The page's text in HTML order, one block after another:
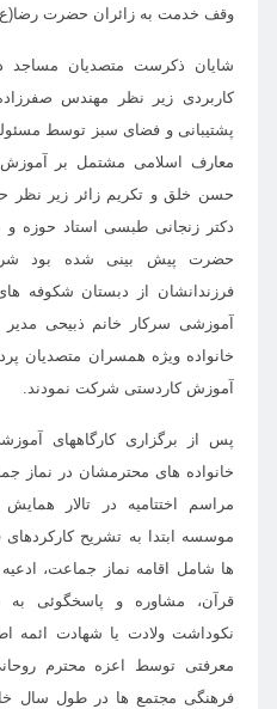
وقف خدمت به زائران حضرت رضا(ع)
شایان ذكرست متصديان مساجد
کاربردی زیر نظر مهندس
پشتیبانی و فضای سبز توسط
معارف اسلامی مشتمل بر
حسن خلق و تکریم زائر زیر نظر
دکتر زنجانی طبسی استاد حوزه
حضرت پیش بینی شده بود
فرزندانشان از دبستان شکوفه
آموزشی سرکار خانم ذبیحی مدیر
خانواده ویژه همسران متصدیان
آموزش کاردستی شرکت نمودند.
پس از برگزاری کارگاههای
خانواده های محترمشان در
مراسم اختتامیه در تالار
موسسه ابتدا به تشریح
ها شامل اقامه نماز جماعت،
قرآن، مشاوره و پاسخگوئی به
نکوداشت ولادت یا شهادت ائمه
معرفتی توسط
اعزه محترم
فرهنگی مجتمع ها در طول سال